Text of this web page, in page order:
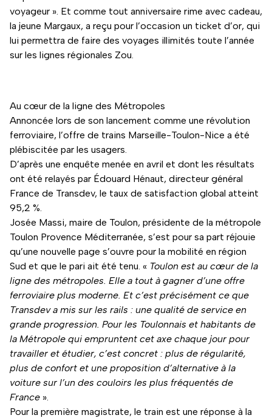
voyageur ». Et comme tout anniversaire rime avec cadeau,
la jeune Margaux, a reçu pour l’occasion un ticket d’or, qui
lui permettra de faire des voyages illimités toute l’année
sur les lignes régionales Zou.
Au cœur de la ligne des Métropoles
Annoncée lors de son lancement comme une révolution
ferroviaire, l’offre de trains Marseille-Toulon-Nice a été
plébiscitée par les usagers.
D’après une enquête menée en avril et dont les résultats
ont été relayés par Édouard Hénaut, directeur général
France de Transdev, le taux de satisfaction global atteint
95,2 %.
Josée Massi, maire de Toulon, présidente de la métropole
Toulon Provence Méditerranée, s’est pour sa part réjouie
qu’une nouvelle page s’ouvre pour la mobilité en région
Sud et que le pari ait été tenu. « Toulon est au cœur de la
ligne des métropoles. Elle a tout à gagner d’une offre
ferroviaire plus moderne. Et c’est précisément ce que
Transdev a mis sur les rails : une qualité de service en
grande progression. Pour les Toulonnais et habitants de
la Métropole qui empruntent cet axe chaque jour pour
travailler et étudier, c’est concret : plus de régularité,
plus de confort et une proposition d’alternative à la
voiture sur l’un des couloirs les plus fréquentés de
France ».
Pour la première magistrate, le train est une réponse à la